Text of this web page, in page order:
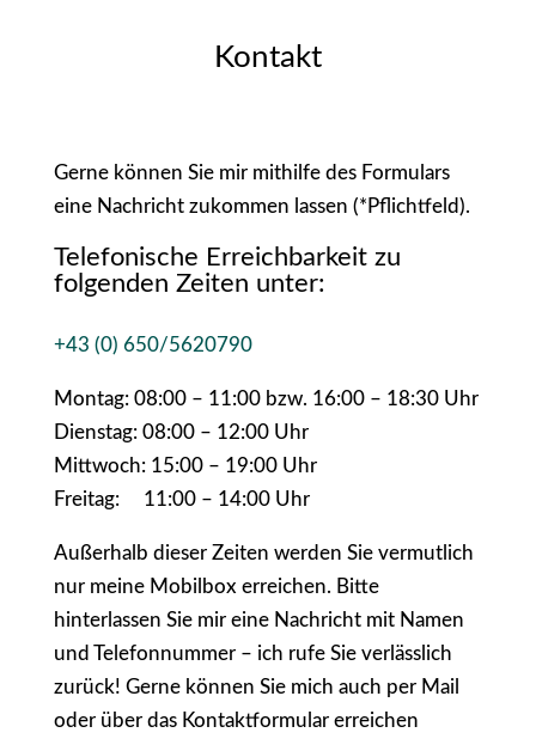
Kontakt
Gerne können Sie mir mithilfe des Formulars
eine Nachricht zukommen lassen (*Pflichtfeld).
Telefonische Erreichbarkeit zu
folgenden Zeiten unter:
+43 (0) 650/5620790
Montag: 08:00 – 11:00 bzw. 16:00 – 18:30 Uhr
Dienstag: 08:00 – 12:00 Uhr
Mittwoch: 15:00 – 19:00 Uhr
Freitag: 11:00 – 14:00 Uhr
Außerhalb dieser Zeiten werden Sie vermutlich
nur meine Mobilbox erreichen. Bitte
hinterlassen Sie mir eine Nachricht mit Namen
und Telefonnummer – ich rufe Sie verlässlich
zurück! Gerne können Sie mich auch per Mail
oder über das Kontaktformular erreichen